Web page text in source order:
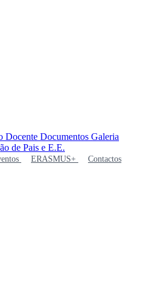
Docente Documentos Galeria
de Pais e E.E.
ERASMUS+ Contactos